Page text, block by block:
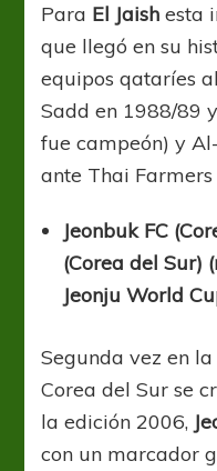
Para El Jaish esta
que llegó en su
equipos qataríes
Sadd en 1988/89
fue campeón) y
ante Thai
Jeonbuk FC
(Corea del Sur)
Jeonju World
Segunda vez en
Corea del Sur se
la edición 2006,
con un marcador